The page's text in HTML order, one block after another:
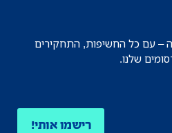
– עם כל החשיפות, התחקירים
שלנו.
רישמו אותי!